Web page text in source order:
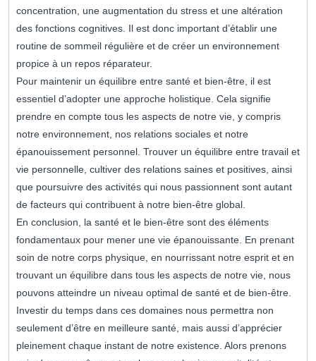
concentration, une augmentation du stress et une altération
des fonctions cognitives. Il est donc important d’établir une
routine de sommeil régulière et de créer un environnement
propice à un repos réparateur.
Pour maintenir un équilibre entre santé et bien-être, il est
essentiel d’adopter une approche holistique. Cela signifie
prendre en compte tous les aspects de notre vie, y compris
notre environnement, nos relations sociales et notre
épanouissement personnel. Trouver un équilibre entre travail et
vie personnelle, cultiver des relations saines et positives, ainsi
que poursuivre des activités qui nous passionnent sont autant
de facteurs qui contribuent à notre bien-être global.
En conclusion, la santé et le bien-être sont des éléments
fondamentaux pour mener une vie épanouissante. En prenant
soin de notre corps physique, en nourrissant notre esprit et en
trouvant un équilibre dans tous les aspects de notre vie, nous
pouvons atteindre un niveau optimal de santé et de bien-être.
Investir du temps dans ces domaines nous permettra non
seulement d’être en meilleure santé, mais aussi d’apprécier
pleinement chaque instant de notre existence. Alors prenons